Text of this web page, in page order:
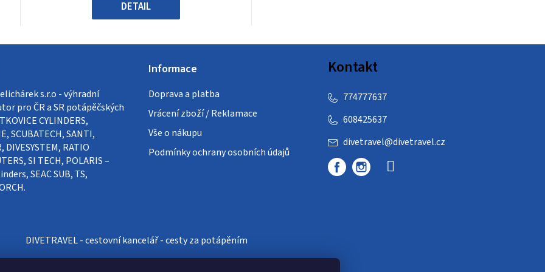
hvězdiček.
DETAIL
s.r.o - výhradní
pro ČR a SR potápěčských
CYLINDERS,
SCUBATECH, SANTI,
DIVESYSTEM, RATIO
SI TECH, POLARIS –
SEAC SUB, TS,
Informace
Doprava a platba
Vrácení zboží / Reklamace
Vše o nákupu
Podmínky ochrany osobních údajů
Kontakt
divetravel@divetravel.cz
608425637
774777637
DIVETRAVEL - cestovní kancelář - cesty za potápěním